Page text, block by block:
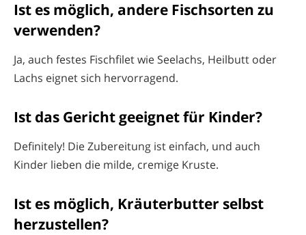
Ist es möglich, andere Fischsorten zu
verwenden?
Ja, auch festes Fischfilet wie Seelachs, Heilbutt oder
Lachs eignet sich hervorragend.
Ist das Gericht geeignet für Kinder?
Definitely! Die Zubereitung ist einfach, und auch
Kinder lieben die milde, cremige Kruste.
Ist es möglich, Kräuterbutter selbst
herzustellen?